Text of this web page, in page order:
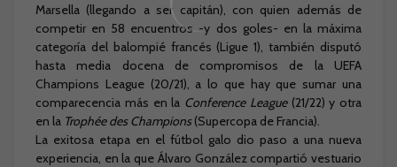
Marsella (llegando a ser capitán), con quien además de
competir en 58 encuentros -y dos goles- en la máxima
categoría del balompié francés (Ligue 1), también disputó
hasta media docena de compromisos de la UEFA
Champions League (20/21), a lo que hay que sumar una
comparecencia más en la Conference League(21/22) y otra
en la Trophée des Champions(Supercopa de Francia).
La exitosa etapa en el fútbol galo dio paso a una nueva
experiencia, en la que Álvaro González compartió vestuario